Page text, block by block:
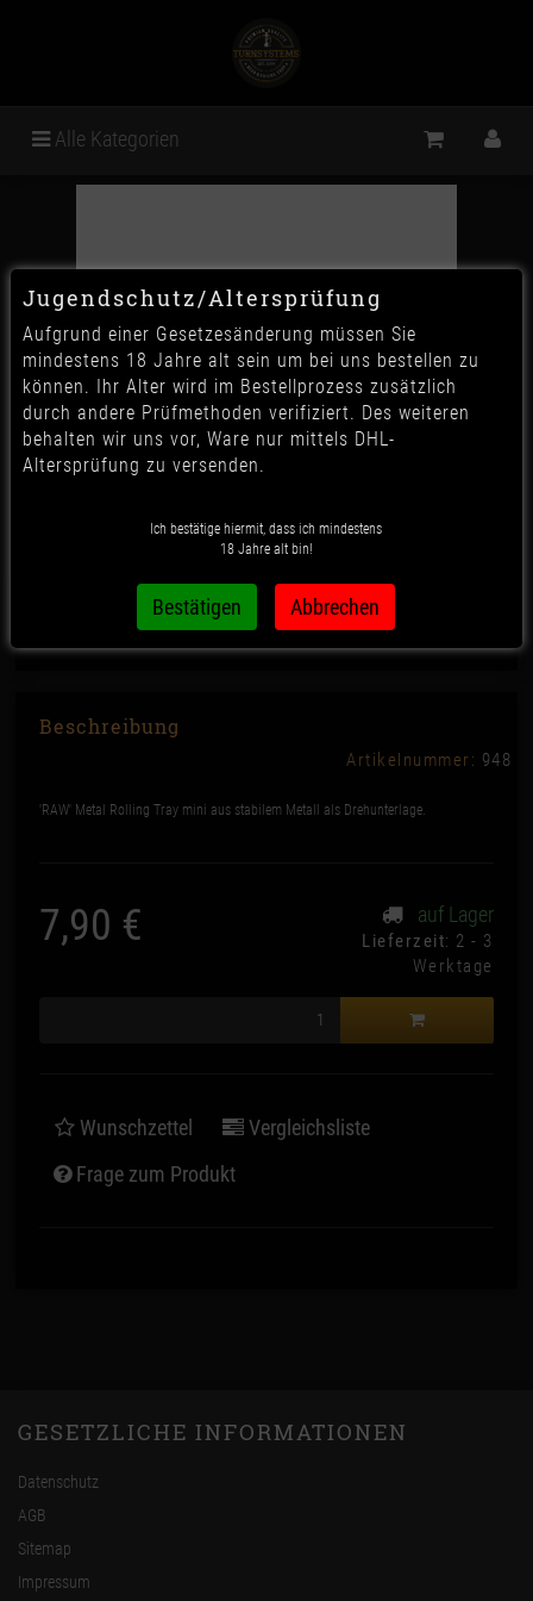
Alle Kategorien
RAW Metal Rolling Tray Mini
Beschreibung
Artikelnummer: 948
'RAW' Metal Rolling Tray mini aus stabilem Metall als Drehunterlage.
7,90 € auf Lager
Lieferzeit: 2 - 3
Werktage
Wunschzettel
Vergleichsliste
Frage zum Produkt
GESETZLICHE INFORMATIONEN
Datenschutz
AGB
Sitemap
Impressum
Jugendschutz/Altersprüfung
Aufgrund einer Gesetzesänderung müssen Sie
mindestens 18 Jahre alt sein um bei uns bestellen zu
können. Ihr Alter wird im Bestellprozess zusätzlich
durch andere Prüfmethoden verifiziert. Des weiteren
behalten wir uns vor, Ware nur mittels DHL-
Altersprüfung zu versenden.
Ich bestätige hiermit, dass ich mindestens
18 Jahre alt bin!